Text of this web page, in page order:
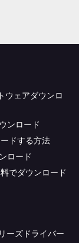
ウェアダウンロ
ンロード
ドする方法
ロード
でダウンロード
ーズドライバー